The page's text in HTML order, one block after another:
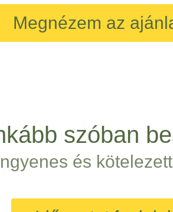
Megnézem az
szóban
és